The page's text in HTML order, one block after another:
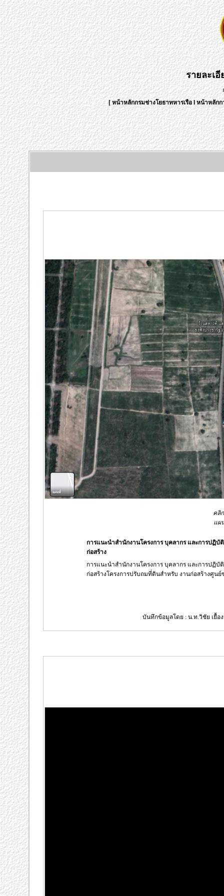
รายละเ
[หน้าหลักกรมช่างโยธาทหารเรือlหน้าหลักก
คลิ
แผ
การแนะนำสำนักงานโครงการ บุคลากร และการปฏิ
ก่อสร้าง
การแนะนำสำนักงานโครงการ บุคลากร และการปฏิ
ก่อสร้างโครงการปรับถมที่ดินสำหรับ งานก่อสร้างศูน
บันทึกข้อมูลโดย : น.ท.วิชัย เยื้อง